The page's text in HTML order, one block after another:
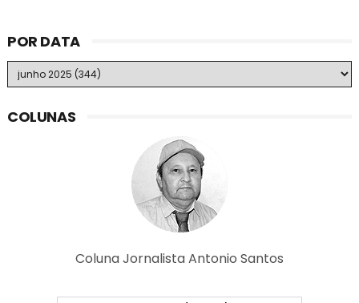
POR DATA
COLUNAS
Coluna Jornalista Antonio Santos